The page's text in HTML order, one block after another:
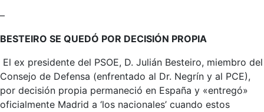
–
BESTEIRO SE QUEDÓ POR DECISIÓN PROPIA
El ex presidente del PSOE, D. Julián Besteiro, miembro del
Consejo de Defensa (enfrentado al Dr. Negrín y al PCE),
por decisión propia permaneció en España y «entregó»
oficialmente Madrid a ‘los nacionales’ cuando estos